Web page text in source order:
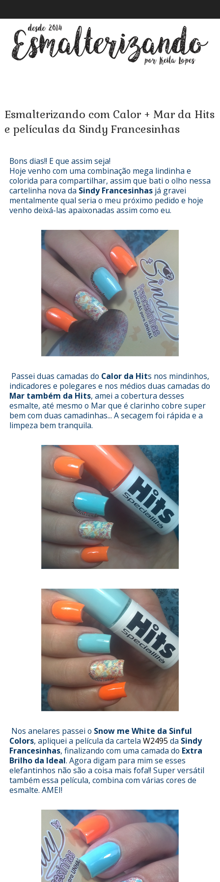
Esmalterizando com Calor + Mar da Hits
e películas da Sindy Francesinhas
Bons dias!! E que assim seja!
Hoje venho com uma combinação mega lindinha e
colorida para compartilhar, assim que bati o olho nessa
cartelinha nova da Sindy Francesinhasjá gravei
mentalmente qual seria o meu próximo pedido e hoje
venho deixá-las apaixonadas assim como eu.
Passei duas camadas do Calor da Hits nos mindinhos,
indicadores e polegares e nos médios duas camadas do
Mar também da Hits, amei a cobertura desses
esmalte, até mesmo o Mar que é clarinho cobre super
bem com duas camadinhas... A secagem foi rápida e a
limpeza bem tranquila.
Nos anelares passei o Snow me White da Sinful
Colors, apliquei a película da cartela W2495 da Sindy
Francesinhas, finalizando com uma camada do Extra
Brilho da Ideal. Agora digam para mim se esses
elefantinhos não são a coisa mais fofa!! Super versátil
também essa película, combina com várias cores de
esmalte. AMEI!